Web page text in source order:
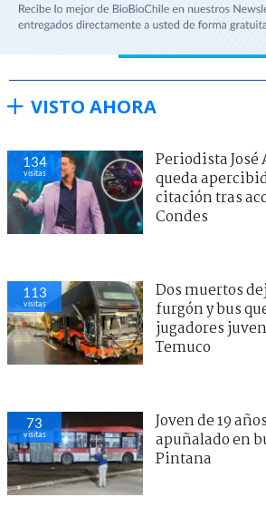
VISTO AHORA
134
visitas
Periodista
queda
citación tras
Condes
113
visitas
Dos muertos
furgón y bus
jugadores
Temuco
73
visitas
Joven de 19
apuñalado en
Pintana